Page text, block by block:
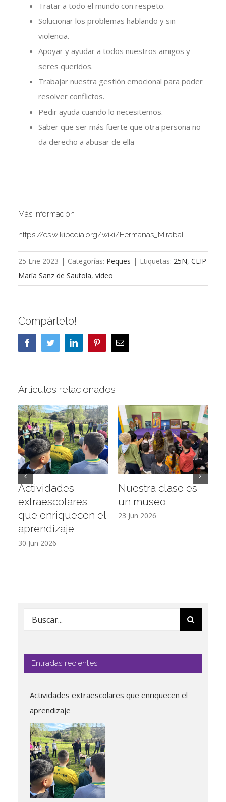
Tratar a todo el mundo con respeto.
Solucionar los problemas hablando y sin
violencia.
Apoyar y ayudar a todos nuestros amigos y
seres queridos.
Trabajar nuestra gestión emocional para poder
resolver conflictos.
Pedir ayuda cuando lo necesitemos.
Saber que ser más fuerte que otra persona no
da derecho a abusar de ella
Más información
https://es.wikipedia.org/wiki/Hermanas_Mirabal
25 Ene 2023 | Categorías: Peques | Etiquetas: 25N, CEIP
María Sanz de Sautola, vídeo
Compártelo!
FacebookTwitterLinkedInPinterestCorreo
electrónico
Artículos relacionados
Actividades
extraescolares
que enriquecen el
aprendizaje
30 Jun 2026
Nuestra clase es
un museo
23 Jun 2026
Buscar:
Entradas recientes
Actividades extraescolares que enriquecen el
aprendizaje